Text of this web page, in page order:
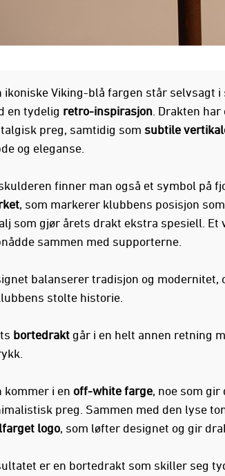
ikoniske Viking-blå fargen står selvsagt
en tydelig retro-inspirasjon. Drakten har
preg, samtidig som subtile
og eleganse.
finner man også et symbol på
, som markerer klubbens posisjon
som gjør årets drakt ekstra spesiell. Et
sammen med supporterne.
balanserer tradisjon og modernitet,
stolte historie.
bortedraktgår i en helt annen retning
kommer i en off-white farge, noe som gir
preg. Sammen med den lyse
logo, som løfter designet og gir
er en bortedrakt som skiller seg